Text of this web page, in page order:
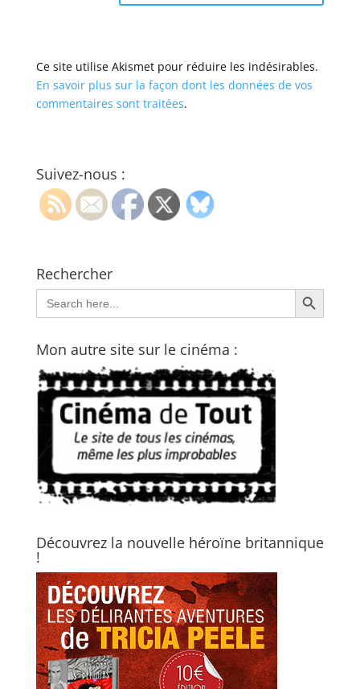
Ce site utilise Akismet pour réduire les indésirables.
En savoir plus sur la façon dont les données de vos
commentaires sont traitées.
Suivez-nous :
Rechercher
Search
for:
Search Button
Mon autre site sur le cinéma :
Découvrez la nouvelle héroïne britannique
!